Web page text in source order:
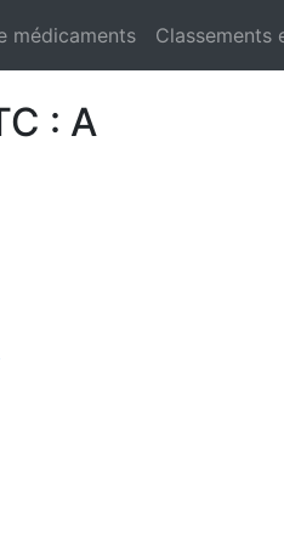
médicaments Classements
: A